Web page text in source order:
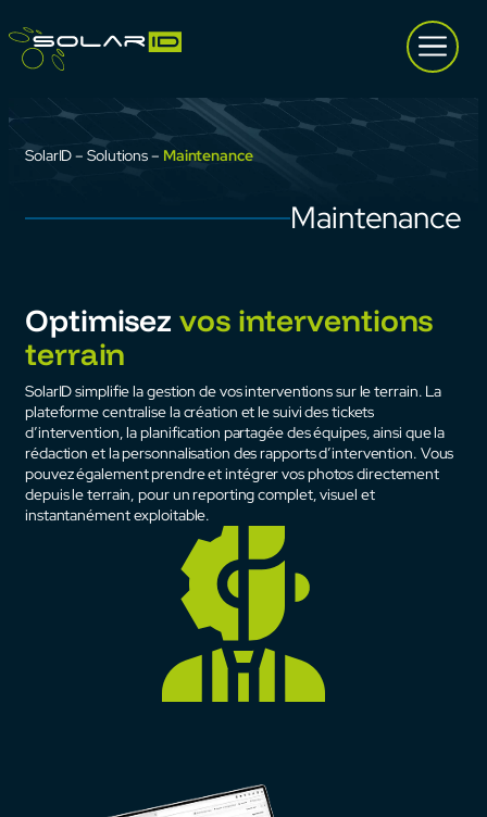
au
contenu
SolarID–Solutions– Maintenance
Maintenance
Optimisez vos interventions
terrain
SolarID simplifie la gestion de vos interventions sur le terrain. La
plateforme centralise la création et le suivi des tickets
d’intervention, la planification partagée des équipes, ainsi que la
rédaction et la personnalisation des rapports d’intervention. Vous
pouvez également prendre et intégrer vos photos directement
depuis le terrain, pour un reporting complet, visuel et
instantanément exploitable.